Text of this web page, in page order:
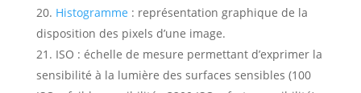
Histogramme : représentation graphique de la
disposition des pixels d’une image.
ISO : échelle de mesure permettant d’exprimer la
sensibilité à la lumière des surfaces sensibles (100